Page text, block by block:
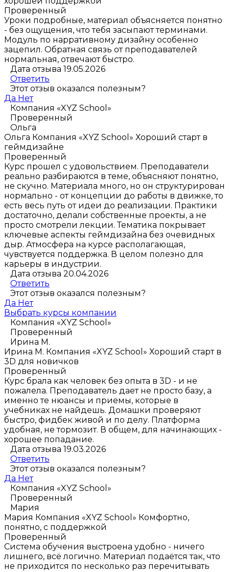
Проверенный
Уроки подробные, материал объясняется понятно
- без ощущения, что тебя засыпают терминами.
Модуль по нарративному дизайну особенно
зацепил. Обратная связь от преподавателей
нормальная, отвечают быстро.
Дата отзыва 19.05.2026
Ответить
Этот отзыв оказался полезным?
Да Нет
Компания «XYZ School»
Проверенный
Ольга
Ольга Компания «XYZ School» Хороший старт в
геймдизайне
Проверенный
Курс прошел с удовольствием. Преподаватели
реально разбираются в теме, объясняют понятно,
не скучно. Материала много, но он структурирован
нормально - от концепции до работы в движке, то
есть весь путь от идеи до реализации. Практики
достаточно, делали собственные проекты, а не
просто смотрели лекции. Тематика покрывает
ключевые аспекты геймдизайна без очевидных
дыр. Атмосфера на курсе располагающая,
чувствуется поддержка. В целом полезно для
карьеры в индустрии.
Дата отзыва 20.04.2026
Ответить
Этот отзыв оказался полезным?
Да Нет
Выбрать курсы компании
Компания «XYZ School»
Проверенный
Ирина М.
Ирина М. Компания «XYZ School» Хороший старт в
3D для новичков
Проверенный
Курс брала как человек без опыта в 3D - и не
пожалела. Преподаватель дает не просто базу, а
именно те нюансы и приемы, которые в
учебниках не найдешь. Домашки проверяют
быстро, фидбек живой и по делу. Платформа
удобная, не тормозит. В общем, для начинающих -
хорошее попадание.
Дата отзыва 19.03.2026
Ответить
Этот отзыв оказался полезным?
Да Нет
Компания «XYZ School»
Проверенный
Мария
Мария Компания «XYZ School» Комфортно,
понятно, с поддержкой
Проверенный
Система обучения выстроена удобно - ничего
лишнего, всё логично. Материал подаётся так, что
не приходится по несколько раз перечитывать